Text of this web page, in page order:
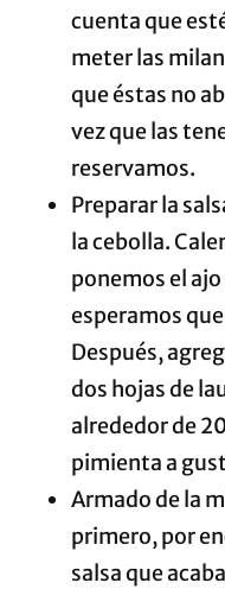
cuenta que
meter las
que éstas no
vez que las
reservamos.
Preparar la
la cebolla.
ponemos el
esperamos
Después,
dos hojas de
alrededor de
pimienta a
Armado de la
primero, por
salsa que